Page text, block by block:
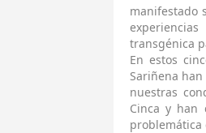
manifestado
transgénica
En estos
Sariñena
nuestras
Cinca y han
problemática